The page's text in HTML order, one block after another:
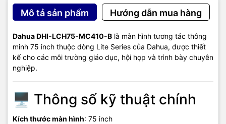
Mô tả sản phẩm Hướng dẫn mua hàng
Dahua DHI-LCH75-MC410-B là màn hình tương tác thông
minh 75 inch thuộc dòng Lite Series của Dahua, được thiết
kế cho các môi trường giáo dục, hội họp và trình bày chuyên
nghiệp.​
🖥️ Thông số kỹ thuật chính
Kích thước màn hình: 75 inch